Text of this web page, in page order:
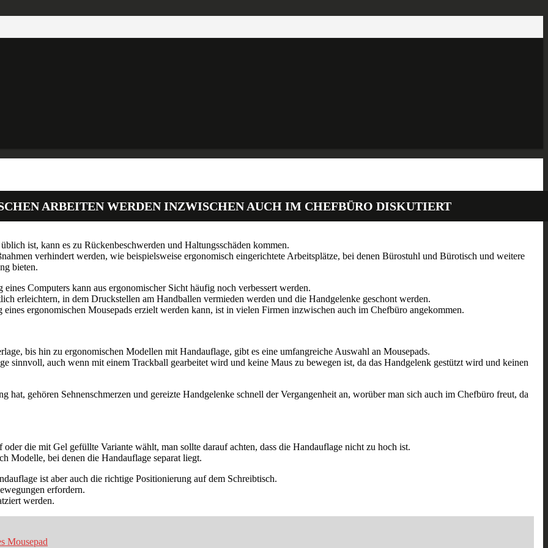
ARBEITEN WERDEN INZWISCHEN AUCH IM CHEFBÜRO DISKUTIERT
ist, kann es zu Rückenbeschwerden und Haltungsschäden kommen.
verhindert werden, wie beispielsweise ergonomisch eingerichtete Arbeitsplätze, bei denen Bürostuhl und Bürotisch und weitere
bieten.
Computers kann aus ergonomischer Sicht häufig noch verbessert werden.
erleichtern, in dem Druckstellen am Handballen vermieden werden und die Handgelenke geschont werden.
ergonomischen Mousepads erzielt werden kann, ist in vielen Firmen inzwischen auch im Chefbüro angekommen.
bis hin zu ergonomischen Modellen mit Handauflage, gibt es eine umfangreiche Auswahl an Mousepads.
sinnvoll, auch wenn mit einem Trackball gearbeitet wird und keine Maus zu bewegen ist, da das Handgelenk gestützt wird und keinen
hat, gehören Sehnenschmerzen und gereizte Handgelenke schnell der Vergangenheit an, worüber man sich auch im Chefbüro freut, da
die mit Gel gefüllte Variante wählt, man sollte darauf achten, dass die Handauflage nicht zu hoch ist.
Modelle, bei denen die Handauflage separat liegt.
ist aber auch die richtige Positionierung auf dem Schreibtisch.
erfordern.
werden.
Mousepad